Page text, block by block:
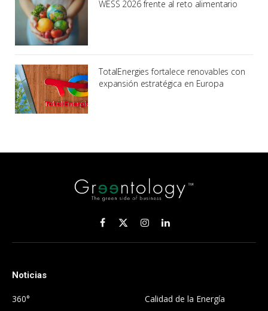
WESS 2026 frente al reto alimentario
TotalEnergies fortalece renovables con
expansión estratégica en Europa
Facebook
X
(Twitter)
InstagramLinkedIn
Noticias
360°
Calidad de la Energía